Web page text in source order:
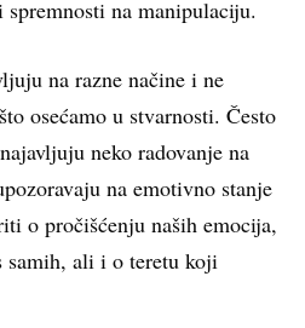
na manipulaciju.
na razne načine i ne
osećamo u stvarnosti. Često
neko radovanje na
na emotivno stanje
o pročišćenju naših emocija,
samih, ali i o teretu koji